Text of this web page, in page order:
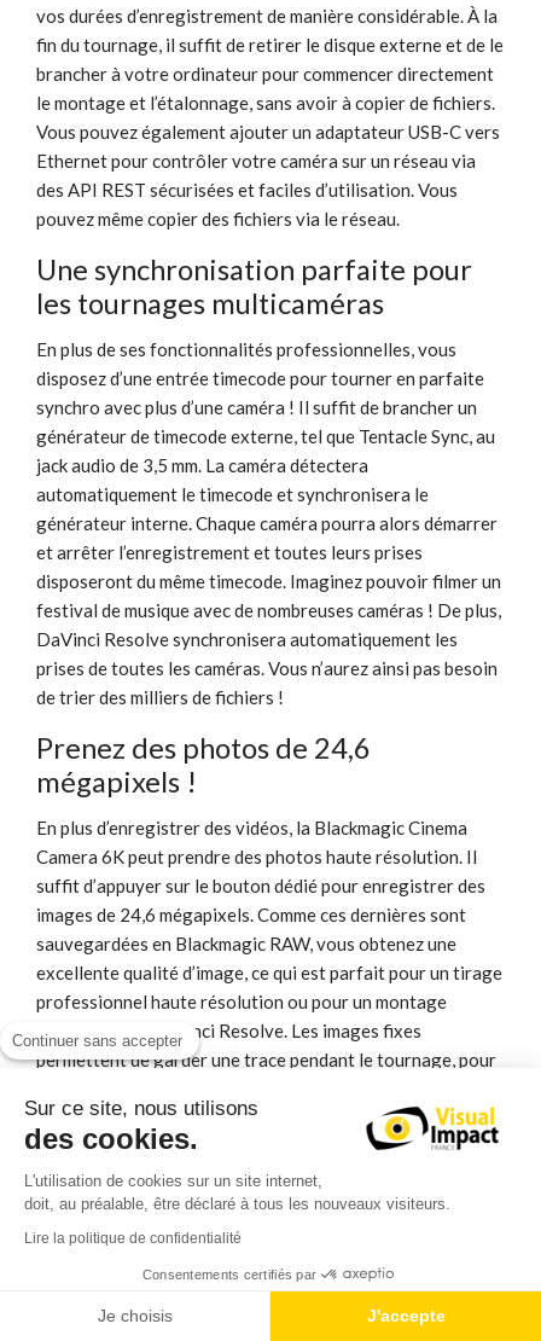
vos durées d’enregistrement de manière considérable. À la
fin du tournage, il suffit de retirer le disque externe et de le
brancher à votre ordinateur pour commencer directement
le montage et l’étalonnage, sans avoir à copier de fichiers.
Vous pouvez également ajouter un adaptateur USB-C vers
Ethernet pour contrôler votre caméra sur un réseau via
des API REST sécurisées et faciles d’utilisation. Vous
pouvez même copier des fichiers via le réseau.
Une synchronisation parfaite pour
les tournages multicaméras
En plus de ses fonctionnalités professionnelles, vous
disposez d’une entrée timecode pour tourner en parfaite
synchro avec plus d’une caméra ! Il suffit de brancher un
générateur de timecode externe, tel que Tentacle Sync, au
jack audio de 3,5 mm. La caméra détectera
automatiquement le timecode et synchronisera le
générateur interne. Chaque caméra pourra alors démarrer
et arrêter l’enregistrement et toutes leurs prises
disposeront du même timecode. Imaginez pouvoir filmer un
festival de musique avec de nombreuses caméras ! De plus,
DaVinci Resolve synchronisera automatiquement les
prises de toutes les caméras. Vous n’aurez ainsi pas besoin
de trier des milliers de fichiers !
Prenez des photos de 24,6
mégapixels !
En plus d’enregistrer des vidéos, la Blackmagic Cinema
Camera 6K peut prendre des photos haute résolution. Il
suffit d’appuyer sur le bouton dédié pour enregistrer des
images de 24,6 mégapixels. Comme ces dernières sont
sauvegardées en Blackmagic RAW, vous obtenez une
excellente qualité d’image, ce qui est parfait pour un tirage
professionnel haute résolution ou pour un montage
ultérieur dans DaVinci Resolve. Les images fixes
permettent de garder une trace pendant le tournage, pour
partagées avec les clients qui ne sont pas présents sur le
plateau.
Contrôle à distance via Bluetooth
Si votre caméra est positionnée en haut d’une perche, ou
dans un endroit difficile d’accès, vous pouvez la contrôler
pouvez télécharger l’appli Blackmagic Camera Control
Continuer sans accepter
Sur ce site, nous utilisons
des cookies.
L'utilisation de cookies sur un site internet,
doit, au préalable, être déclaré à tous les nouveaux visiteurs.
Lire la politique de confidentialité
Consentements certifiés par
Je choisis J'accepte